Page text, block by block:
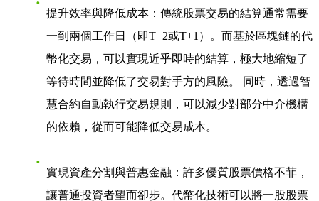
提升效率與降低成本 ：傳統股票交易的結算通常需要
一到兩個工作日（即T+2或T+1）。而基於區塊鏈的代
幣化交易，可以實現近乎即時的結算，極大地縮短了
等待時間並降低了交易對手方的風險。 同時，透過智
慧合約自動執行交易規則，可以減少對部分中介機構
的依賴，從而可能降低交易成本。
實現資產分割與普惠金融 ：許多優質股票價格不菲，
讓普通投資者望而卻步。代幣化技術可以將一股股票